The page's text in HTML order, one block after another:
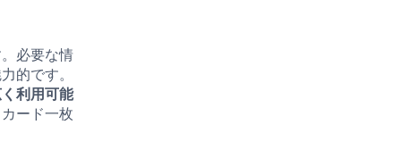
必要な情
的です。
利用可能
ード一枚